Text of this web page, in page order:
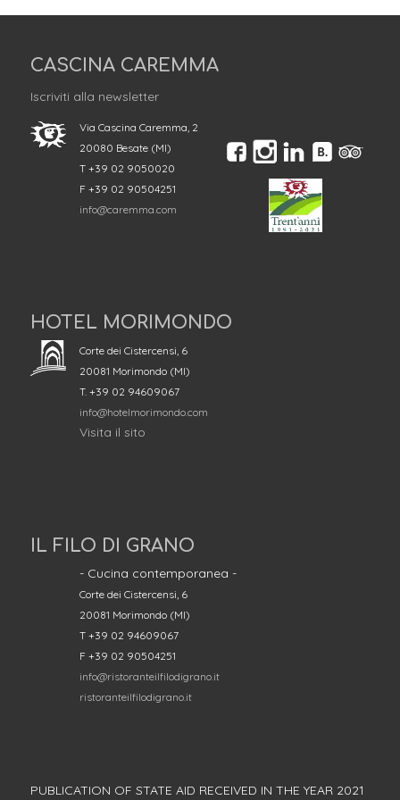
CASCINA CAREMMA
Iscriviti alla newsletter
Via Cascina Caremma, 2
20080 Besate (MI)
T +39 02 9050020
F +39 02 90504251
info@caremma.com
HOTEL MORIMONDO
Corte dei Cistercensi, 6
20081 Morimondo (MI)
T. +39 02 94609067
info@hotelmorimondo.com
Visita il sito
IL FILO DI GRANO
- Cucina contemporanea -
Corte dei Cistercensi, 6
20081 Morimondo (MI)
T +39 02 94609067
F +39 02 90504251
info@ristoranteilfilodigrano.it
ristoranteilfilodigrano.it
PUBLICATION OF STATE AID RECEIVED IN THE YEAR 2021